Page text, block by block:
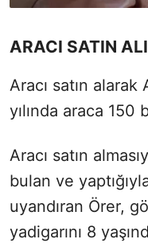
ARACI SATIN
Aracı satın
yılında araca 150
Aracı satın
bulan ve
uyandıran Örer,
yadigarını 8